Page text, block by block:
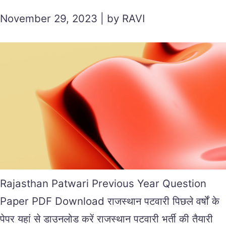
November 29, 2023 | by RAVI
Rajasthan Patwari Previous Year Question
Paper PDF Download राजस्थान पटवारी पिछले वर्षों के
पेपर यहां से डाउनलोड करें राजस्थान पटवारी भर्ती की तैयारी